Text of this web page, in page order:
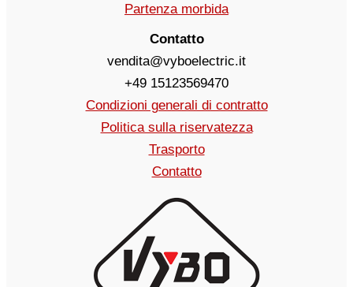
Partenza morbida
Contatto
vendita@vyboelectric.it
+49 15123569470
Condizioni generali di contratto
Politica sulla riservatezza
Trasporto
Contatto